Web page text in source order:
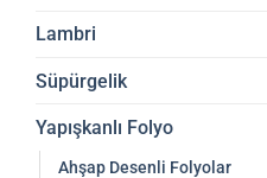
Lambri
Süpürgelik
Yapışkanlı Folyo
Ahşap Desenli Folyolar